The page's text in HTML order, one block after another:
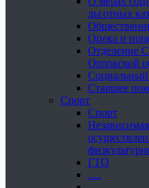
льготных
Опека и
Отделение
Орловской
Социальный
Старшее
Спорт
Спорт
ГТО
.....